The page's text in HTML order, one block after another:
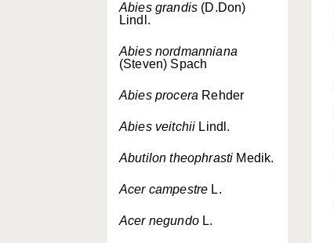
Abies grandis (D.Don)
Lindl.
Abies nordmanniana
(Steven) Spach
Abies procera Rehder
Abies veitchii Lindl.
Abutilon theophrasti Medik.
Acer campestre L.
Acer negundoL.